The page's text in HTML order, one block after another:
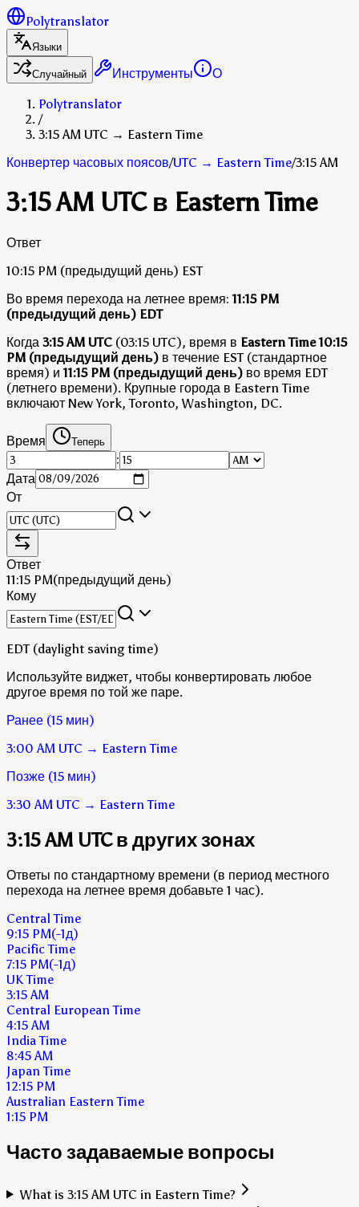
Polytranslator
Языки
Случайный
Инструменты
О
Polytranslator
/
3:15 AM UTC → Eastern Time
Конвертер часовых поясов/UTC → Eastern Time/3:15 AM
3:15 AM UTC в Eastern Time
Ответ
10:15 PM (предыдущий день) EST
Во время перехода на летнее время: 11:15 PM
(предыдущий день) EDT
Когда 3:15 AM UTC (03:15 UTC), время в Eastern Time 10:15
PM (предыдущий день) в течение EST (стандартное
время) и11:15 PM (предыдущий день) во время EDT
(летнего времени). Крупные города в Eastern Time
включают New York, Toronto, Washington, DC.
Время Теперь
:
Дата
От
Ответ
11:15 PM(предыдущий день)
Кому
EDT (daylight saving time)
Используйте виджет, чтобы конвертировать любое
другое время по той же паре.
Ранее (15 мин)
3:00 AM UTC → Eastern Time
Позже (15 мин)
3:30 AM UTC → Eastern Time
3:15 AM UTC в других зонах
Ответы по стандартному времени (в период местного
перехода на летнее время добавьте 1 час).
Central Time
9:15 PM(-1д)
Pacific Time
7:15 PM(-1д)
UK Time
3:15 AM
Central European Time
4:15 AM
India Time
8:45 AM
Japan Time
12:15 PM
Australian Eastern Time
1:15 PM
Часто задаваемые вопросы
What is 3:15 AM UTC in Eastern Time?